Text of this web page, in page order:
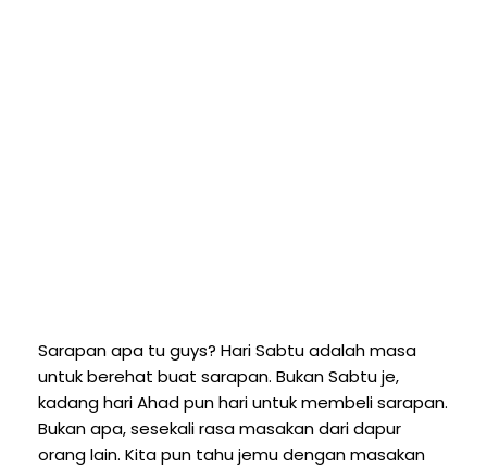
Sarapan apa tu guys? Hari Sabtu adalah masa
untuk berehat buat sarapan. Bukan Sabtu je,
kadang hari Ahad pun hari untuk membeli sarapan.
Bukan apa, sesekali rasa masakan dari dapur
orang lain. Kita pun tahu jemu dengan masakan